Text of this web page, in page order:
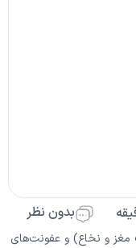
بدون نظر
مغز و نخاع) و عفونت‌های